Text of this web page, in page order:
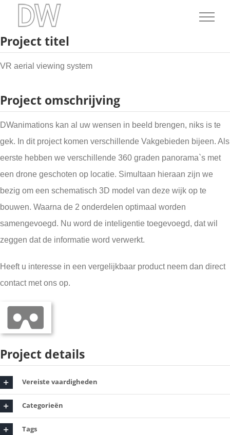
inhoud
Project titel
VR aerial viewing system
Project omschrijving
DWanimations kan al uw wensen in beeld brengen, niks is te
gek. In dit project komen verschillende Vakgebieden bijeen. Als
eerste hebben we verschillende 360 graden panorama`s met
een drone geschoten op locatie. Simultaan hieraan zijn we
bezig om een schematisch 3D model van deze wijk op te
bouwen. Waarna de 2 onderdelen optimaal worden
samengevoegd. Nu word de inteligentie toegevoegd, dat wil
zeggen dat de informatie word verwerkt.
Heeft u interesse in een vergelijkbaar product neem dan direct
contact met ons op.
Project details
Vereiste vaardigheden
Categorieën
Tags